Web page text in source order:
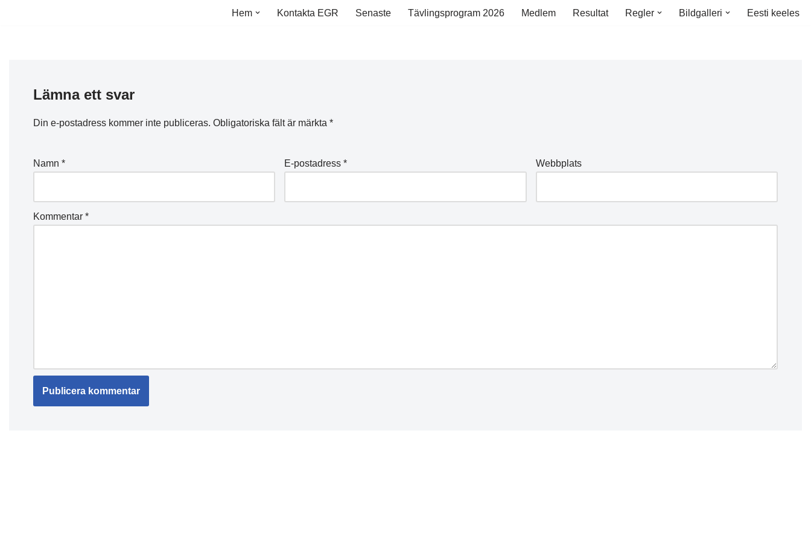
Hem Kontakta EGR Senaste Tävlingsprogram 2026 Medlem Resultat Regler Bildgalleri Eesti keeles
Lämna ett svar
Din e-postadress kommer inte publiceras. Obligatoriska fält är märkta *
Namn * E-postadress* Webbplats
Kommentar *